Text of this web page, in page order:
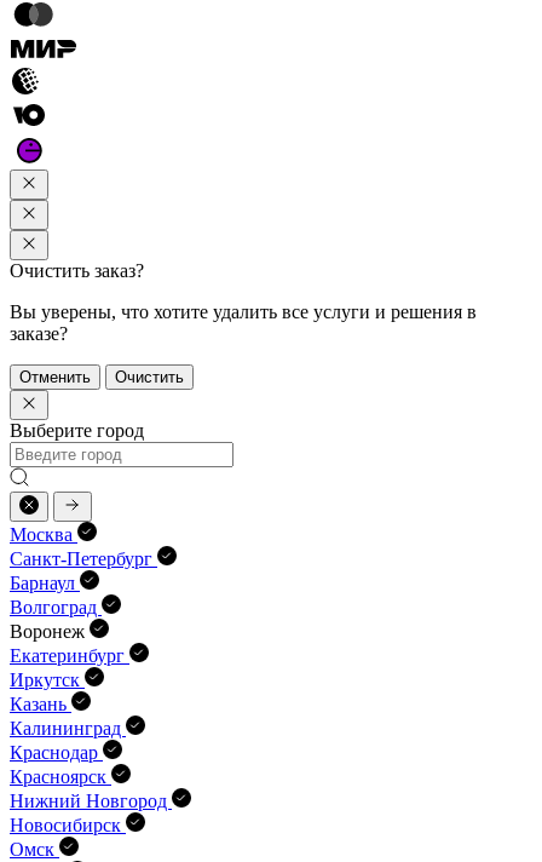
Очистить заказ?
Вы уверены, что хотите удалить все услуги и решения в
заказе?
Отменить Очистить
Выберите город
Москва
Санкт-Петербург
Барнаул
Волгоград
Воронеж
Екатеринбург
Иркутск
Казань
Калининград
Краснодар
Красноярск
Нижний Новгород
Новосибирск
Омск